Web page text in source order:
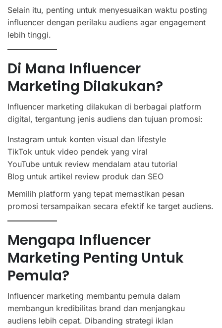
Selain itu, penting untuk menyesuaikan waktu posting
influencer dengan perilaku audiens agar engagement
lebih tinggi.
Di Mana Influencer
Marketing Dilakukan?
Influencer marketing dilakukan di berbagai platform
digital, tergantung jenis audiens dan tujuan promosi:
Instagram untuk konten visual dan lifestyle
TikTok untuk video pendek yang viral
YouTube untuk review mendalam atau tutorial
Blog untuk artikel review produk dan SEO
Memilih platform yang tepat memastikan pesan
promosi tersampaikan secara efektif ke target audiens.
Mengapa Influencer
Marketing Penting Untuk
Pemula?
Influencer marketing membantu pemula dalam
membangun kredibilitas brand dan menjangkau
audiens lebih cepat. Dibanding strategi iklan